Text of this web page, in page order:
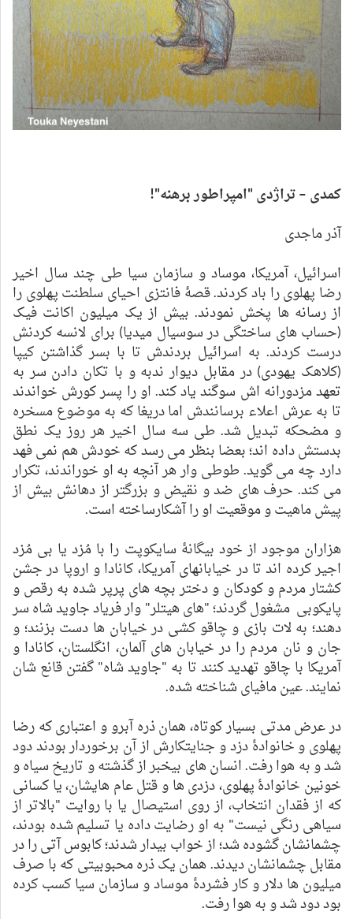
کمدی – تراژدی "امپراطور برهنه"!
آذر ماجدی
اسرائیل، آمریکا، موساد و سازمان سیا طی چند سال اخیر
رضا پهلوی را باد کردند. قصۀ فانتزی احیای سلطنت پهلوی را
از رسانه ها پخش نمودند. بیش از یک میلیون اکانت فیک
(حساب های ساختگی در سوسیال میدیا) برای لانسه کردنش
درست کردند. به اسرائیل بردندش تا با بسر گذاشتن کیپا
(کلاهک یهودی) در مقابل دیوار ندبه و با تکان دادن سر به
تعهد مزدورانه اش سوگند یاد کند. او را پسر کورش خواندند
تا به عرش اعلاء برسانندش اما دریغا که به موضوع مسخره
و مضحکه تبدیل شد. طی سه سال اخیر هر روز یک نطق
بدستش داده اند؛ بعضا بنظر می رسد که خودش هم نمی فهد
دارد چه می گوید. طوطی وار هر آنچه به او خوراندند، تکرار
می کند. حرف های ضد و نقیض و بزرگتر از دهانش بیش از
پیش ماهیت و موقعیت او را آشکارساخته است.
هزاران موجود از خود بیگانۀ سایکوپت را با مُزد یا بی مُزد
اجیر کرده اند تا در خیابانهای آمریکا، کانادا و اروپا در جشن
کشتار مردم و کودکان و دختر بچه های پرپر شده به رقص و
پایکوبی مشغول گردند؛ "های هیتلر" وار فریاد جاوید شاه سر
دهند؛ به لات بازی و چاقو کشی در خیابان ها دست بزنند؛ و
جان و نان مردم را در خیابان های آلمان، انگلستان، کانادا و
آمریکا با چاقو تهدید کنند تا به "جاوید شاه" گفتن قانع شان
نمایند. عین مافیای شناخته شده.
در عرض مدتی بسیار کوتاه، همان ذره آبرو و اعتباری که رضا
پهلوی و خانوادۀ دزد و جنایتکارش از آن برخوردار بودند دود
شد و به هوا رفت. انسان های بیخبر از گذشته و تاریخ سیاه و
خونین خانوادۀ پهلوی، دزدی ها و قتل عام هایشان، یا کسانی
که از فقدان انتخاب، از روی استیصال یا با روایت "بالاتر از
سیاهی رنگی نیست" به او رضایت داده یا تسلیم شده بودند،
چشمانشان گشوده شد؛ از خواب بیدار شدند؛ کابوس آتی را در
مقابل چشمانشان دیدند. همان یک ذره محبوبیتی که با صرف
میلیون ها دلار و کار فشردۀ موساد و سازمان سیا کسب کرده
بود دود شد و به هوا رفت.